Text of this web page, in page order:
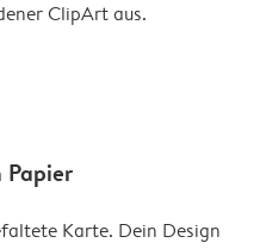
ClipArt aus.
Papier
Karte. Dein Design